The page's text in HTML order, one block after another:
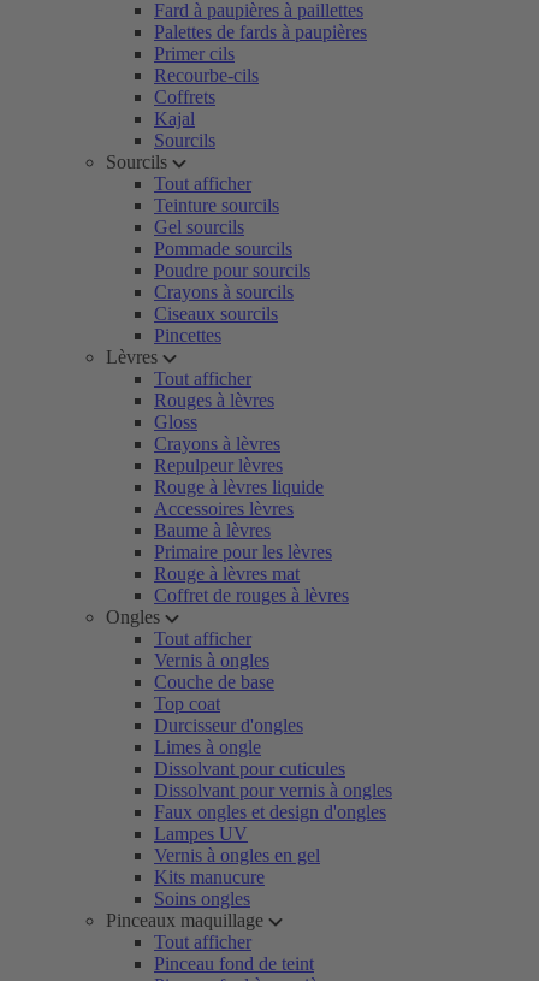
Fard à paupières à paillettes
Palettes de fards à paupières
Primer cils
Recourbe-cils
Coffrets
Kajal
Sourcils
Sourcils
Tout afficher
Teinture sourcils
Gel sourcils
Pommade sourcils
Poudre pour sourcils
Crayons à sourcils
Ciseaux sourcils
Pincettes
Lèvres
Tout afficher
Rouges à lèvres
Gloss
Crayons à lèvres
Repulpeur lèvres
Rouge à lèvres liquide
Accessoires lèvres
Baume à lèvres
Primaire pour les lèvres
Rouge à lèvres mat
Coffret de rouges à lèvres
Ongles
Tout afficher
Vernis à ongles
Couche de base
Top coat
Durcisseur d'ongles
Limes à ongle
Dissolvant pour cuticules
Dissolvant pour vernis à ongles
Faux ongles et design d'ongles
Lampes UV
Vernis à ongles en gel
Kits manucure
Soins ongles
Pinceaux maquillage
Tout afficher
Pinceau fond de teint